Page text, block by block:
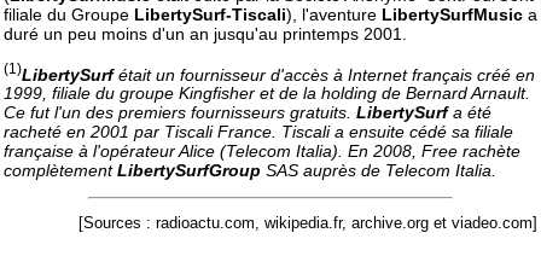
filiale du Groupe LibertySurf-Tiscali), l'aventure LibertySurfMusic a
duré un peu moins d'un an jusqu'au printemps 2001.
(1)LibertySurfétait un fournisseur d'accès à Internet français créé en
1999, filiale du groupe Kingfisher et de la holding de Bernard Arnault.
Ce fut l'un des premiers fournisseurs gratuits. LibertySurfa été
racheté en 2001 par Tiscali France. Tiscali a ensuite cédé sa filiale
française à l'opérateur Alice (Telecom Italia). En 2008, Free rachète
complètementLibertySurfGroup SAS auprès de Telecom Italia.
[Sources : radioactu.com, wikipedia.fr, archive.org et viadeo.com]